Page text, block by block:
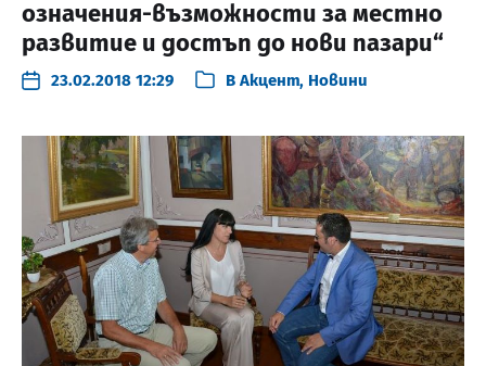
означения-възможности за местно
развитие и достъп до нови пазари“
23.02.2018 12:29 В Акцент, Новини